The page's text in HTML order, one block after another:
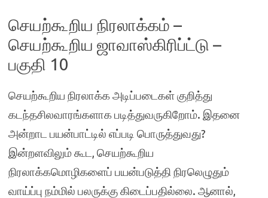
செயற்கூறிய நிரலாக்கம் –
செயற்கூறிய ஜாவாஸ்கிரிப்ட்டு –
பகுதி 10
செயற்கூறிய நிரலாக்க அடிப்படைகள் குறித்து
கடந்தசிலவாரங்களாக படித்துவருகிறோம். இதனை
அன்றாட பயன்பாட்டில் எப்படி பொருத்துவது?
இன்றளவிலும் கூட, செயற்கூறிய
நிரலாக்கமொழிகளைப் பயன்படுத்தி நிரலெழுதும்
வாய்ப்பு நம்மில் பலருக்கு கிடைப்பதில்லை. ஆனால்,